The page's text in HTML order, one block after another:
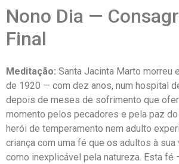
Nono Dia —
Final
Meditação: Santa Jacinta Marto morreu
de 1920 — com dez anos, num hospital
depois de meses de sofrimento que
momento pelos pecadores e pela paz do
herói de temperamento nem adulto
criança com uma fé que os adultos à sua
como inexplicável pela natureza. Esta fé